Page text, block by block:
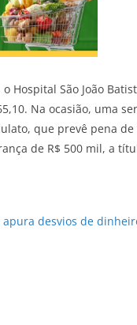
Hospital São João
Na ocasião, uma
que prevê pena
de R$ 500 mil, a
desvios de